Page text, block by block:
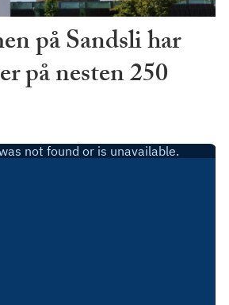
på Sandsli har
på nesten 250